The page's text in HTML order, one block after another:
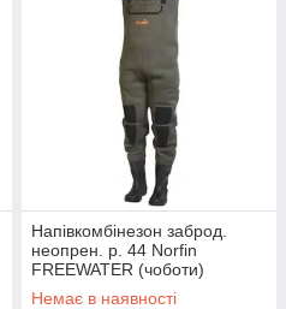
Напівкомбінезон заброд.
неопрен. р. 44 Norfin
FREEWATER (чоботи)
(81250-44)
Немає в наявності